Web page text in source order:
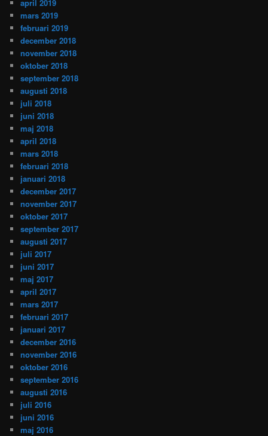
april 2019
mars 2019
februari 2019
december 2018
november 2018
oktober 2018
september 2018
augusti 2018
juli 2018
juni 2018
maj 2018
april 2018
mars 2018
februari 2018
januari 2018
december 2017
november 2017
oktober 2017
september 2017
augusti 2017
juli 2017
juni 2017
maj 2017
april 2017
mars 2017
februari 2017
januari 2017
december 2016
november 2016
oktober 2016
september 2016
augusti 2016
juli 2016
juni 2016
maj 2016